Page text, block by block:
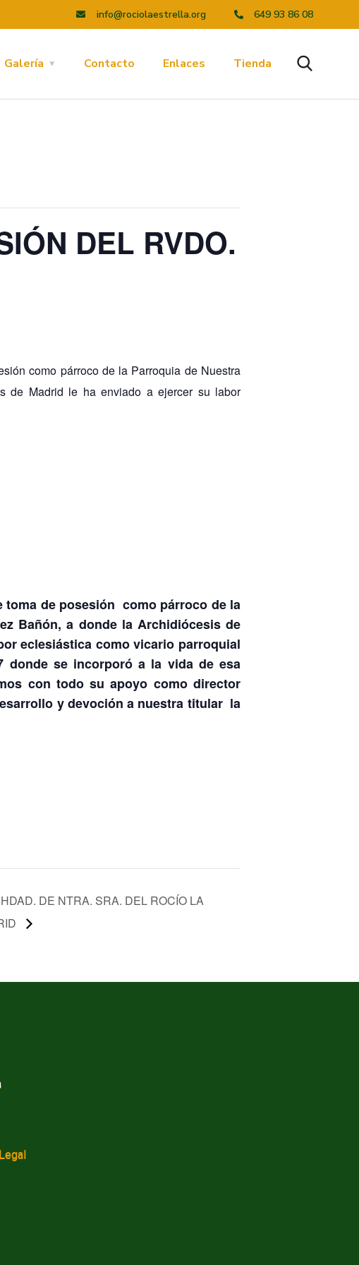
info@rociolaestrella.org 649 93 86 08
Galería Contacto Enlaces Tienda
DEL RVDO.
como párroco de la Parroquia de Nuestra
de Madrid le ha enviado a ejercer su labor
toma de posesión como párroco de la
Bañón, a donde la Archidiócesis de
eclesiástica como vicario parroquial
donde se incorporó a la vida de esa
con todo su apoyo como director
y devoción a nuestra titular la
DE NTRA. SRA. DEL ROCÍO LA